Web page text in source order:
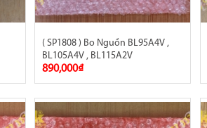
( SP1808 ) Bo Nguồn BL95A4V ,
BL105A4V , BL115A2V
890,000₫